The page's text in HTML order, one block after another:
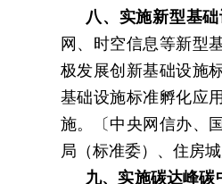
八、实施新型基
网、时空信息等新型
极发展创新基础设施
基础设施标准孵化应
施。〔中央网信办、
局（标准委）、住房
九、实施碳达峰碳